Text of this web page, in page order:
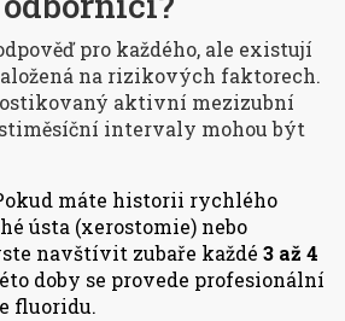
pro každého, ale existují
na rizikových faktorech.
aktivní mezizubní
intervaly mohou být
máte historii rychlého
ústa (xerostomie) nebo
navštívit zubaře každé 3 až 4
doby se provede profesionální
fluoridu.